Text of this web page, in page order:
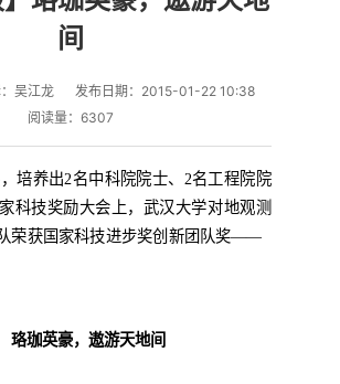
间
吴江龙
发布日期：2015-01-22 10:38
阅读量： 6307
培养出2名中科院院士、 2名工程院院
科技奖励大会上，武汉大学对地观测
荣获国家科技进步奖创新团队奖——
珞珈英豪，遨游天地间